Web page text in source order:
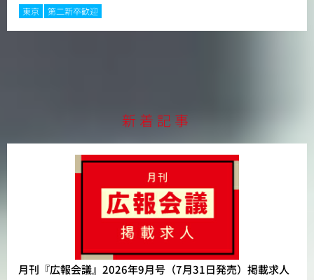
東京 第二新卒歓迎
新着記事
月刊『広報会議』2026年9月号（7月31日発売）掲載求人